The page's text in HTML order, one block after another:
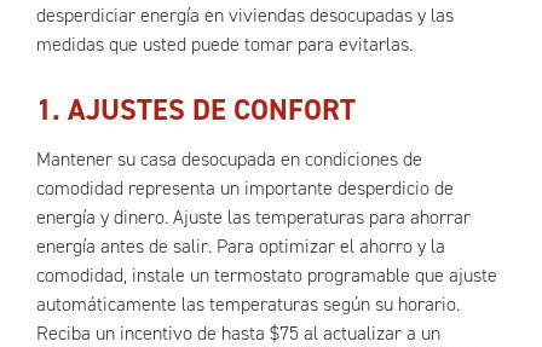
desperdiciar energía en viviendas desocupadas y las
medidas que usted puede tomar para evitarlas.
1. AJUSTES DE CONFORT
Mantener su casa desocupada en condiciones de
comodidad representa un importante desperdicio de
energía y dinero. Ajuste las temperaturas para ahorrar
energía antes de salir. Para optimizar el ahorro y la
comodidad, instale un termostato programable que ajuste
automáticamente las temperaturas según su horario.
Reciba un incentivo de hasta $75 al actualizar a un